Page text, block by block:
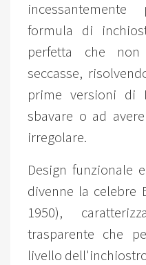
formula di
perfetta che
seccasse,
prime versioni di
sbavare o ad
irregolare.
Design funzionale
divenne la celebre
1950),
trasparente che
livello